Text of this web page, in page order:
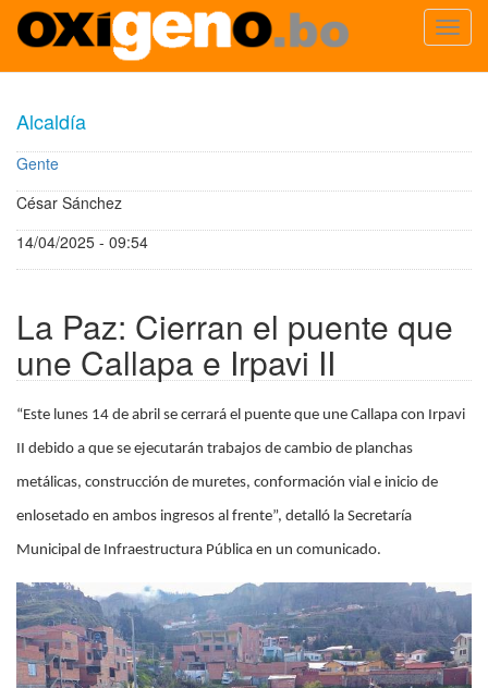
contenido
principal
Alcaldía
Gente
César Sánchez
14/04/2025 - 09:54
La Paz: Cierran el puente que
une Callapa e Irpavi II
“Este lunes 14 de abril se cerrará el puente que une Callapa con Irpavi
II debido a que se ejecutarán trabajos de cambio de planchas
metálicas, construcción de muretes, conformación vial e inicio de
enlosetado en ambos ingresos al frente”, detalló la Secretaría
Municipal de Infraestructura Pública en un comunicado.